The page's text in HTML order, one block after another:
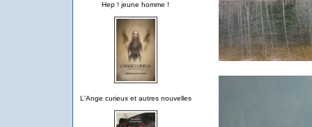
Hep ! jeune homme !
L'Ange curieux et autres nouvelles